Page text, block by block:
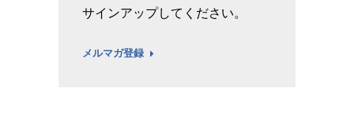
サインアップしてください。
メルマガ登録